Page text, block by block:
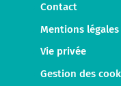
Contact
Mentions légales
Vie privée
Gestion des